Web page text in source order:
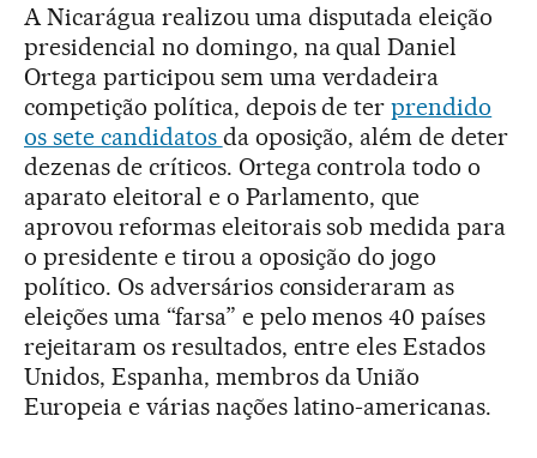
A Nicarágua realizou uma disputada eleição
presidencial no domingo, na qual Daniel
Ortega participou sem uma verdadeira
competição política, depois de terprendido
os sete candidatos da oposição, além de deter
dezenas de críticos. Ortega controla todo o
aparato eleitoral e o Parlamento, que
aprovou reformas eleitorais sob medida para
o presidente e tirou a oposição do jogo
político. Os adversários consideraram as
eleições uma “farsa” e pelo menos 40 países
rejeitaram os resultados, entre eles Estados
Unidos, Espanha, membros da União
Europeia e várias nações latino-americanas.